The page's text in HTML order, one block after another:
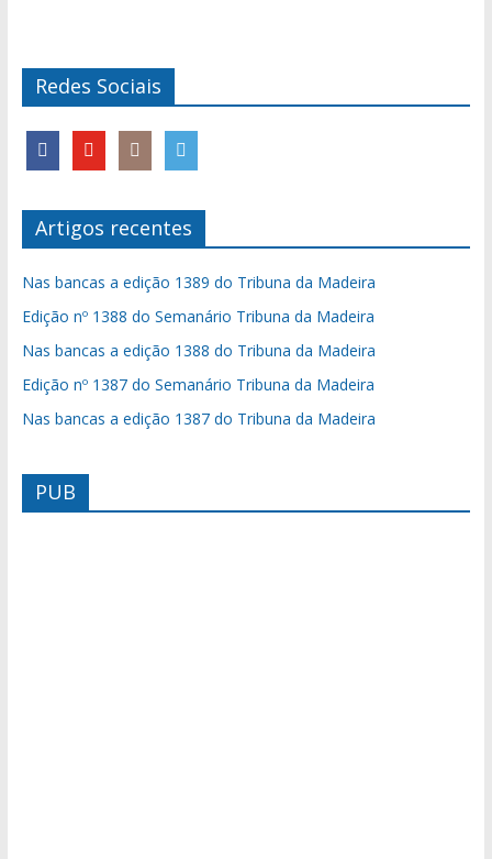
Redes Sociais
Artigos recentes
Nas bancas a edição 1389 do Tribuna da Madeira
Edição nº 1388 do Semanário Tribuna da Madeira
Nas bancas a edição 1388 do Tribuna da Madeira
Edição nº 1387 do Semanário Tribuna da Madeira
Nas bancas a edição 1387 do Tribuna da Madeira
PUB